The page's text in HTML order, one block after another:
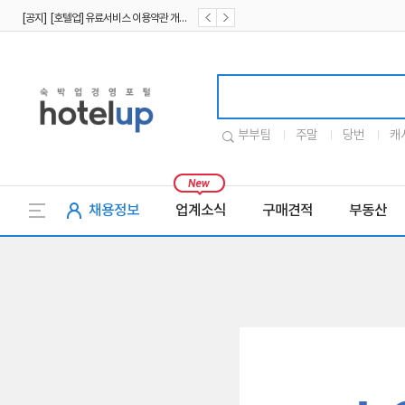
부부팀 주말 당번 캐
채용정보 업계소식 구매견적 부동산